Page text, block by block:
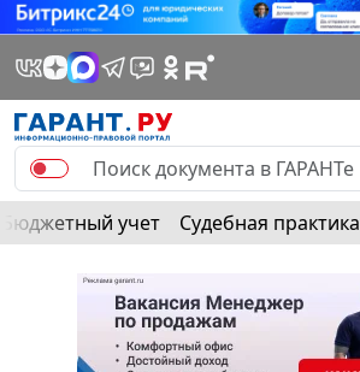
Бюджетный учет Судебная практика